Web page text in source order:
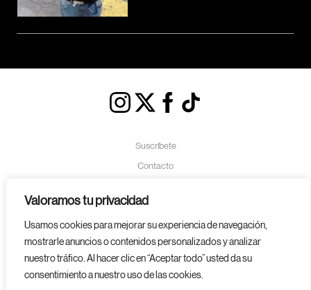
Valoramos tu privacidad
Usamos cookies para mejorar su experiencia de navegación,
mostrarle anuncios o contenidos personalizados y analizar
nuestro tráfico. Al hacer clic en “Aceptar todo” usted da su
consentimiento a nuestro uso de las cookies.
Suscríbete
Contacto
Aviso Legal
Política de Privacidad